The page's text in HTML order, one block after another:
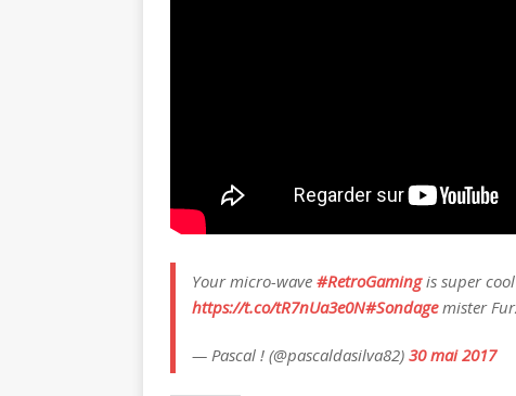
Your micro-wave #RetroGamingis super cool
https://t.co/tR7nUa3e0N#Sondagemister
— Pascal ! (@pascaldasilva82) 30 mai 2017